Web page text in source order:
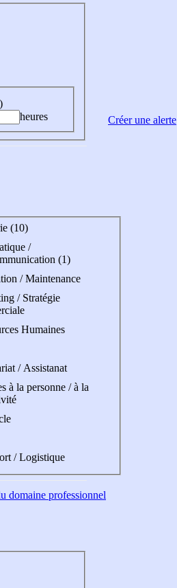
heures
(10)
/
(1)
/ Maintenance
/ Stratégie
Humaines
/ Assistanat
à la personne / à la
/ Logistique
domaine professionnel
Créer une alerte